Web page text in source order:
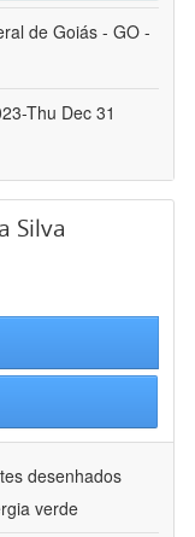
de Goiás - GO -
Thu Dec 31
Silva
desenhados
verde